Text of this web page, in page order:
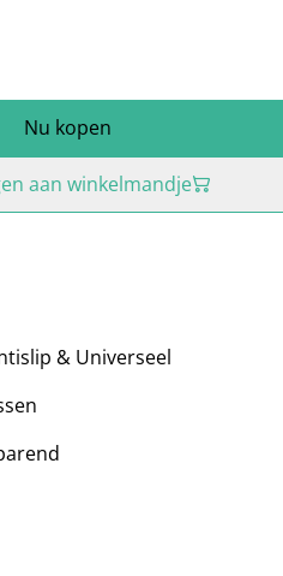
Nu kopen
aan winkelmandje
& Universeel